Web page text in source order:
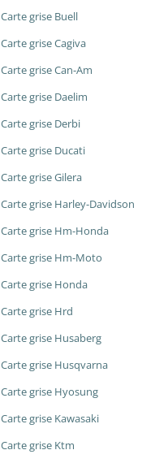
Carte grise Buell
Carte grise Cagiva
Carte grise Can-Am
Carte grise Daelim
Carte grise Derbi
Carte grise Ducati
Carte grise Gilera
Carte grise Harley-Davidson
Carte grise Hm-Honda
Carte grise Hm-Moto
Carte grise Honda
Carte grise Hrd
Carte grise Husaberg
Carte grise Husqvarna
Carte grise Hyosung
Carte grise Kawasaki
Carte grise Ktm